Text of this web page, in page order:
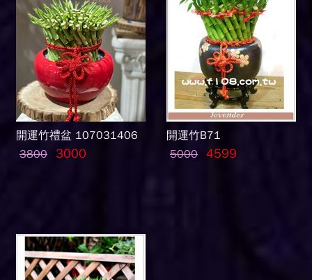
開運竹禮盆 107031406
3800 3000
開運竹B71
5000 4599